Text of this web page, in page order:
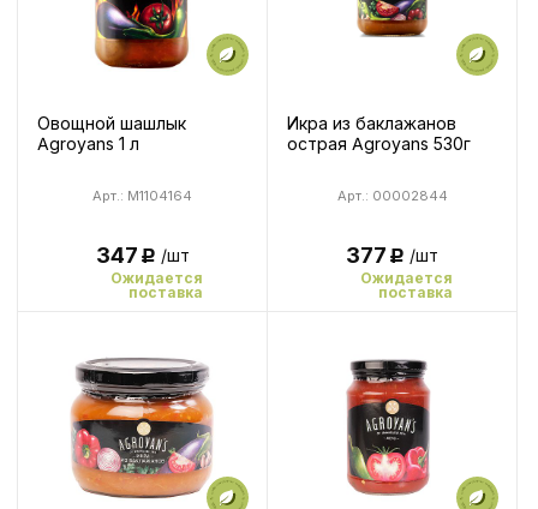
Овощной шашлык
Agroyans 1 л
Арт.: M1104164
347Р /шт
Ожидается
поставка
Икра из баклажанов
острая Agroyans 530г
Арт.: 00002844
377Р /шт
Ожидается
поставка